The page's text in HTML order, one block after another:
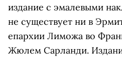
издание с эмалевыми
не существует ни в
епархии Лиможа во
Жюлем Сарланди.